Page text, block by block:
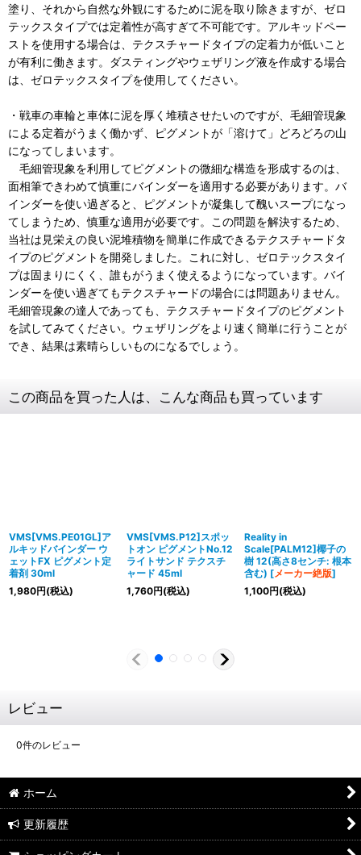
塗り、それから自然な外観にするために泥を取り除きますが、ゼロ
テックスタイプでは定着性が高すぎて不可能です。アルキッドペー
ストを使用する場合は、テクスチャードタイプの定着力が低いこと
が有利に働きます。ダスティングやウェザリング液を作成する場合
は、ゼロテックスタイプを使用してください。
・戦車の車輪と車体に泥を厚く堆積させたいのですが、毛細管現象
による定着がうまく働かず、ピグメントが「溶けて」どろどろの山
になってしまいます。
毛細管現象を利用してピグメントの微細な構造を形成するのは、
面相筆できわめて慎重にバインダーを適用する必要があります。バ
インダーを使い過ぎると、ピグメントが凝集して醜いスープになっ
てしまうため、慎重な適用が必要です。この問題を解決するため、
当社は見栄えの良い泥堆積物を簡単に作成できるテクスチャードタ
イプのピグメントを開発しました。これに対し、ゼロテックスタイ
プは固まりにくく、誰もがうまく使えるようになっています。バイ
ンダーを使い過ぎてもテクスチャードの場合には問題ありません。
毛細管現象の達人であっても、テクスチャードタイプのピグメント
を試してみてください。ウェザリングをより速く簡単に行うことが
でき、結果は素晴らしいものになるでしょう。
この商品を買った人は、こんな商品も買っています
VMS[VMS.PE01GL]ア
ルキッドバインダー ウ
ェットFX ピグメント定
着剤 30ml
1,980円(税込)
VMS[VMS.P12]スポッ
トオン ピグメントNo.12
ライトサンド テクスチ
ャード 45ml
1,760円(税込)
Reality in
Scale[PALM12]椰子の
樹 12(高さ8センチ: 根本
含む) [メーカー絶版]
1,100円(税込)
レビュー
0件のレビュー
ホーム
更新履歴